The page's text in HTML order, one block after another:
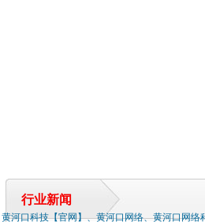
行业新闻
黄河口科技【官网】、黄河口网络、黄河口网